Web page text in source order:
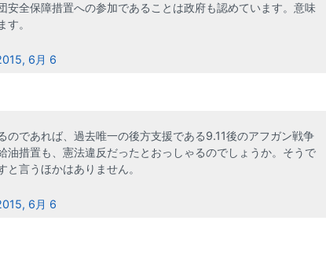
安全保障措置への参加であることは政府も認めています。意味
。
6月 6
のであれば、過去唯一の後方支援である9.11後のアフガン戦争
油措置も、憲法違反だったとおっしゃるのでしょうか。そうで
言うほかはありません。
6月 6